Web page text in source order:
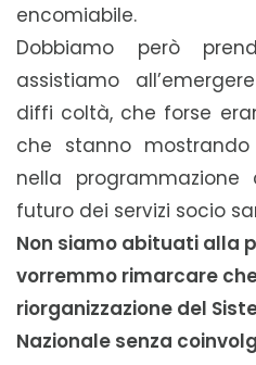
encomiabile.
Dobbiamo però
assistiamo
diffi coltà, che forse
che stanno
nella
futuro dei servizi socio
Non siamo abituati alla
vorremmo rimarcare
riorganizzazione del
Nazionale senza